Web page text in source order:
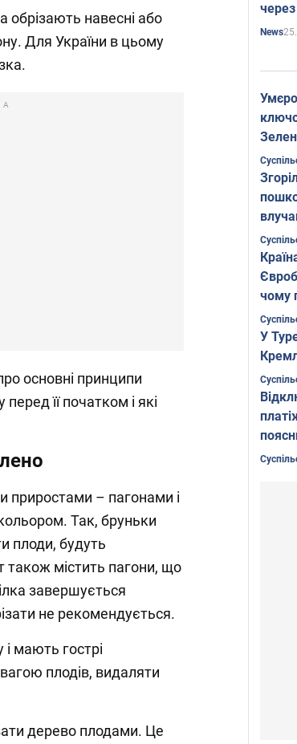
обрізають навесні або
Для України в цьому
основні принципи
її початком і які
приростами – пагонами і
Так, бруньки
плоди, будуть
також містить пагони, що
завершується
не рекомендується.
мають гострі
плодів, видаляти
дерево плодами. Це
News
Фото
чому
У